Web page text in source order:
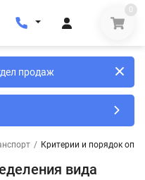
0
продаж
/ Критерии и порядок
вида